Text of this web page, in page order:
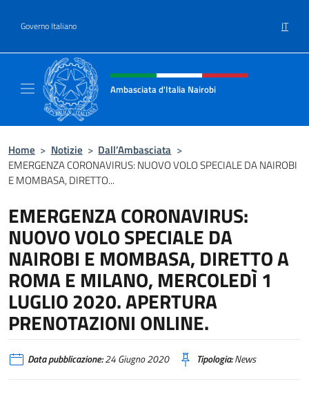
Governo Italiano IT
Intestazione sito, social e menù
Ambasciata d'Italia Nairobi
Home > Notizie > Dall’Ambasciata >
EMERGENZA CORONAVIRUS: NUOVO VOLO SPECIALE DA NAIROBI
E MOMBASA, DIRETTO...
EMERGENZA CORONAVIRUS:
NUOVO VOLO SPECIALE DA
NAIROBI E MOMBASA, DIRETTO A
ROMA E MILANO, MERCOLEDÌ 1
LUGLIO 2020. APERTURA
PRENOTAZIONI ONLINE.
Data pubblicazione:24 Giugno 2020 Tipologia:News